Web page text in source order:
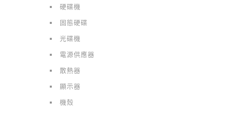
硬碟機
固態硬碟
光碟機
電源供應器
散熱器
顯示器
機殼